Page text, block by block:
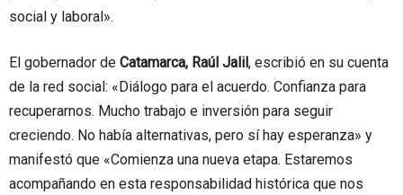
social y laboral».
El gobernador de Catamarca, Raúl Jalil, escribió en su cuenta
de la red social: «Diálogo para el acuerdo. Confianza para
recuperarnos. Mucho trabajo e inversión para seguir
creciendo. No había alternativas, pero sí hay esperanza» y
manifestó que «Comienza una nueva etapa. Estaremos
acompañando en esta responsabilidad histórica que nos